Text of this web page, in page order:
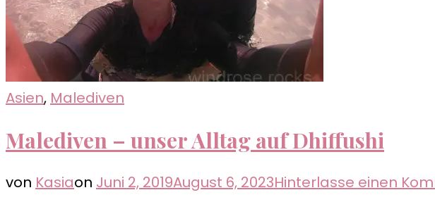
Asien, Malediven
Malediven – unser Alltag auf Dhiffushi
von Kasiaon Juni 2, 2019August 6, 2023Hinterlasse einen